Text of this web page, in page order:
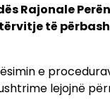
Rajonale
të
e
lejojnë